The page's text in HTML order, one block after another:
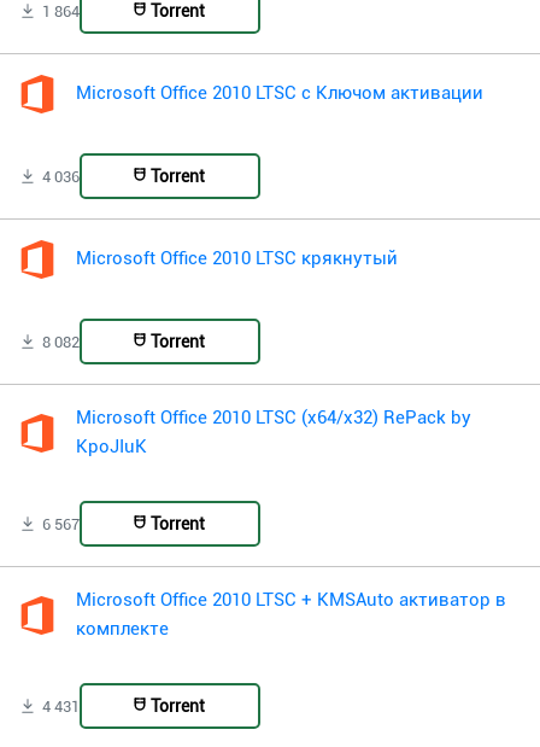
1 864 Torrent
Microsoft Office 2010 LTSC с Ключом активации
4 036 Torrent
Microsoft Office 2010 LTSC крякнутый
8 082 Torrent
Microsoft Office 2010 LTSC (x64/x32) RePack by
KpoJIuK
6 567 Torrent
Microsoft Office 2010 LTSC + KMSAuto активатор в
комплекте
4 431 Torrent